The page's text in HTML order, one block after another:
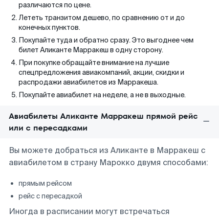
различаются по цене.
Лететь транзитом дешево, по сравнению от и до
конечных пунктов.
Покупайте туда и обратно сразу. Это выгоднее чем
билет Аликанте Марракеш в одну сторону.
При покупке обращайте внимание на лучшие
спецпредложения авиакомпаний, акции, скидки и
распродажи авиабилетов из Марракеша.
Покупайте авиабилет на неделе, а не в выходные.
Авиабилеты Аликанте Марракеш прямой рейс
или с пересадками
Вы можете добраться из Аликанте в Марракеш с
авиабилетом в страну Марокко двумя способами:
прямым рейсом
рейс с пересадкой
Иногда в расписании могут встречаться